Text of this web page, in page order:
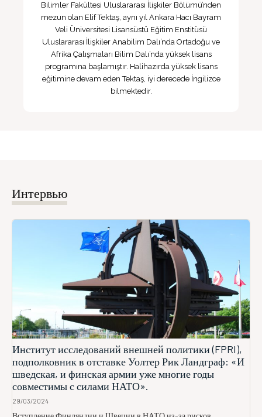
Bilimler Fakültesi Uluslararası İlişkiler Bölümü’nden
mezun olan Elif Tektaş, aynı yıl Ankara Hacı Bayram
Veli Üniversitesi Lisansüstü Eğitim Enstitüsü
Uluslararası İlişkiler Anabilim Dalı’nda Ortadoğu ve
Afrika Çalışmaları Bilim Dalı’nda yüksek lisans
programına başlamıştır. Halihazırda yüksek lisans
eğitimine devam eden Tektaş, iyi derecede İngilizce
bilmektedir.
Интервью
Институт исследований внешней политики (FPRI),
подполковник в отставке Уолтер Рик Ландграф: «И
шведская, и финская армии уже многие годы
совместимы с силами НАТО».
29/03/2024